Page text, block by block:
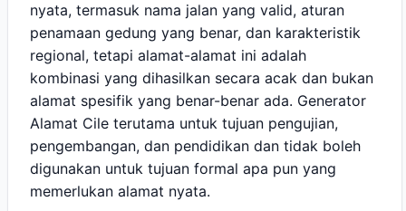
nyata, termasuk nama jalan yang valid, aturan
penamaan gedung yang benar, dan karakteristik
regional, tetapi alamat-alamat ini adalah
kombinasi yang dihasilkan secara acak dan bukan
alamat spesifik yang benar-benar ada. Generator
Alamat Cile terutama untuk tujuan pengujian,
pengembangan, dan pendidikan dan tidak boleh
digunakan untuk tujuan formal apa pun yang
memerlukan alamat nyata.